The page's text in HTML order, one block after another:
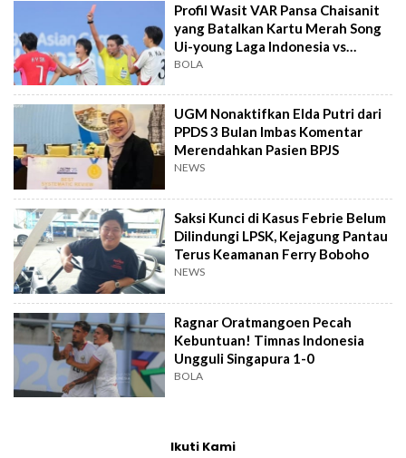
Profil Wasit VAR Pansa Chaisanit
yang Batalkan Kartu Merah Song
Ui-young Laga Indonesia vs
Singapura
BOLA
UGM Nonaktifkan Elda Putri dari
PPDS 3 Bulan Imbas Komentar
Merendahkan Pasien BPJS
NEWS
Saksi Kunci di Kasus Febrie Belum
Dilindungi LPSK, Kejagung Pantau
Terus Keamanan Ferry Boboho
NEWS
Ragnar Oratmangoen Pecah
Kebuntuan! Timnas Indonesia
Ungguli Singapura 1-0
BOLA
Ikuti Kami